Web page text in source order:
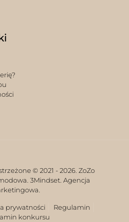
© 2021 - 2026. ZoZo
3Mindset. Agencja
prywatności
Regulamin
konkursu